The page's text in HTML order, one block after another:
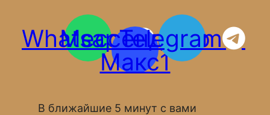
Whatsapp
Мессенджер
Макс1
Telegram
В ближайшие 5 минут с вами